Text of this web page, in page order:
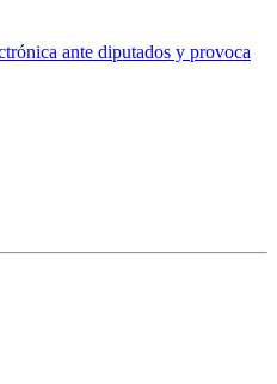
ante diputados y provoca